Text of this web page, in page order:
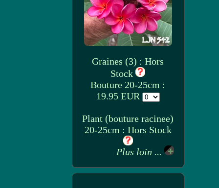
Graines (3) : Hors
Stock
Bouture 20-25cm :
19.95 EUR
Plant (bouture racinee)
20-25cm : Hors Stock
Plus loin ...